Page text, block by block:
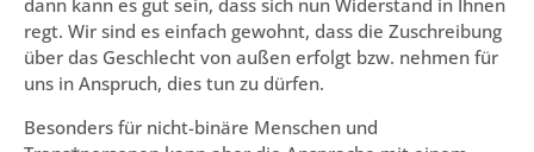
dann kann es gut sein, dass sich nun Widerstand in Ihnen
regt. Wir sind es einfach gewohnt, dass die Zuschreibung
über das Geschlecht von außen erfolgt bzw. nehmen für
uns in Anspruch, dies tun zu dürfen.
Besonders für nicht-binäre Menschen und